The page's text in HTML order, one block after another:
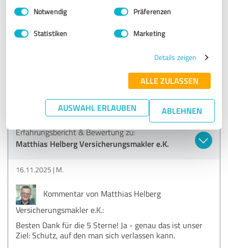
Impressum Datenschutzbestimmungen
Einwilligungsauswahl
Notwendig Präferenzen
Statistiken Marketing
Details zeigen
ALLE ZULASSEN
AUSWAHL ERLAUBEN ABLEHNEN
Empfehlung
Herr Helberg berät kompetent und beantwortet die
Gesundheitsfragen der Versicherer ausführlich, damit es im
Schadensfall keine Probleme gibt.
Erfahrungsbericht & Bewertung zu:
Matthias Helberg Versicherungsmakler e.K.
16.11.2025 M.
Kommentar von Matthias Helberg
Versicherungsmakler e.K.:
Besten Dank für die 5 Sterne! Ja - genau das ist unser
Ziel: Schutz, auf den man sich verlassen kann.